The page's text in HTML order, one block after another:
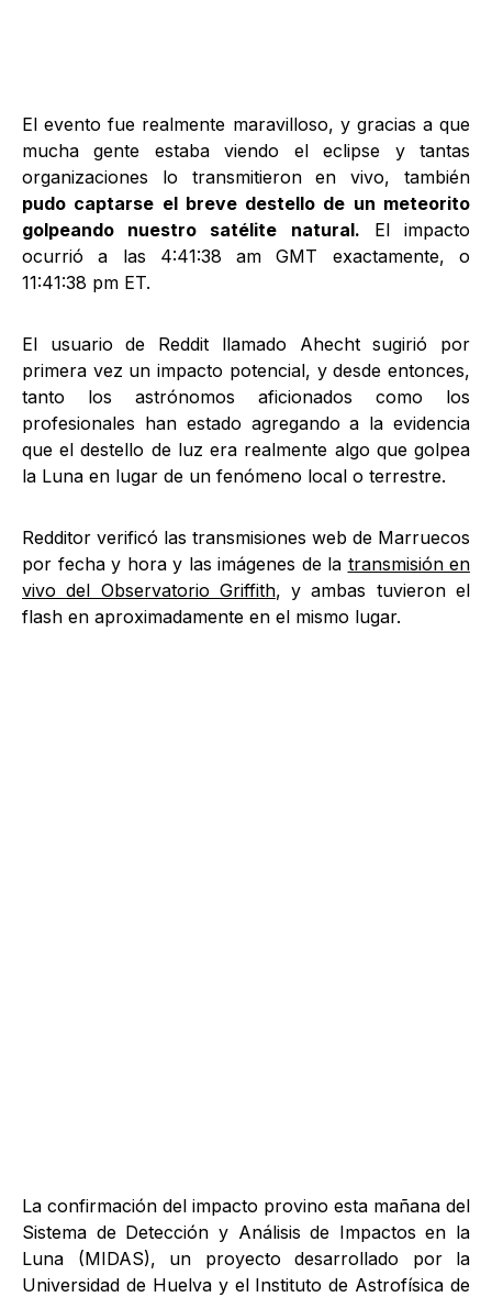
El evento fue realmente maravilloso, y gracias a que
mucha gente estaba viendo el eclipse y tantas
organizaciones lo transmitieron en vivo, también
pudo captarse el breve destello de un meteorito
golpeando nuestro satélite natural. El impacto
ocurrió a las 4:41:38 am GMT exactamente, o
11:41:38 pm ET.
El usuario de Reddit llamado Ahecht sugirió por
primera vez un impacto potencial, y desde entonces,
tanto los astrónomos aficionados como los
profesionales han estado agregando a la evidencia
que el destello de luz era realmente algo que golpea
la Luna en lugar de un fenómeno local o terrestre.
Redditor verificó las transmisiones web de Marruecos
por fecha y hora y las imágenes de la transmisión en
vivo del Observatorio Griffith, y ambas tuvieron el
flash en aproximadamente en el mismo lugar.
La confirmación del impacto provino esta mañana del
Sistema de Detección y Análisis de Impactos en la
Luna (MIDAS), un proyecto desarrollado por la
Universidad de Huelva y el Instituto de Astrofísica de